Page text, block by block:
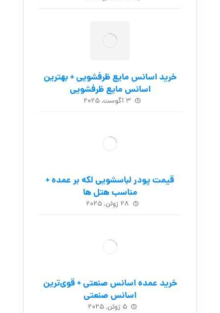
خرید اسانس مایع ظرفشویی + بهترین
اسانس مایع ظرفشویی
۳ آگوست, ۲۰۲۵
قیمت پودر لباسشویی لکه بر عمده +
مناسب هتل ها
۲۸ ژوئن, ۲۰۲۵
خرید عمده اسانس صنعتی + قوی‌ترین
اسانس‌ صنعتی
۵ ژوئن, ۲۰۲۵